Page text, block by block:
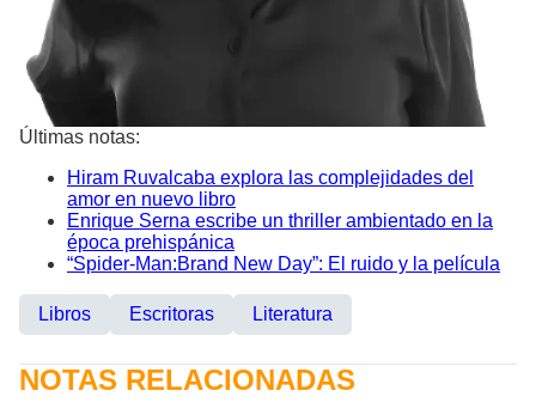
Últimas notas:
Hiram Ruvalcaba explora las complejidades del
amor en nuevo libro
Enrique Serna escribe un thriller ambientado en la
época prehispánica
“Spider-Man:Brand New Day”: El ruido y la película
Libros Escritoras Literatura
NOTAS RELACIONADAS